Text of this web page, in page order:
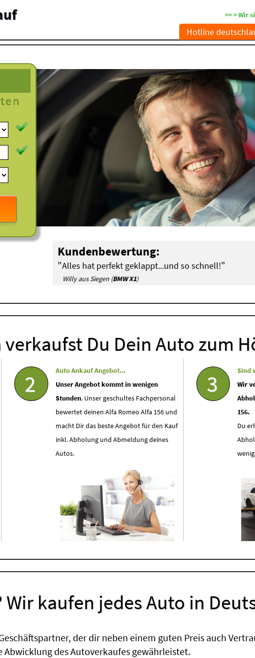
>> > Wir
Hotline
Kundenbewertung:
"Alles hat perfekt geklappt...und so schnell!"
Willy aus Siegen (BMW X1)
verkaufst Du Dein Auto zum
2
Auto Ankauf Angebot...
Unser Angebot kommt in wenigen
Stunden. Unser geschultes Fachpersonal
bewertet deinen Alfa Romeo Alfa 156 und
macht Dir das beste Angebot für den Kauf
inkl. Abholung und Abmeldung deines
Autos.
3
Sind
Wir
156.
Du
kaufen jedes Auto in
der dir neben einem guten Preis auch
des Autoverkaufes gewährleistet.